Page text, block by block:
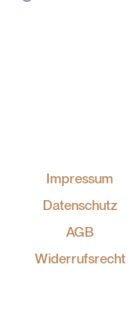
Impressum
Datenschutz
AGB
Widerrufsrecht